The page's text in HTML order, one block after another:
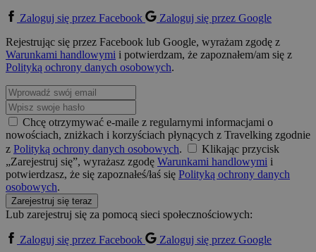
Zaloguj się przez Facebook
Zaloguj się przez Google
Rejestrując się przez Facebook lub Google, wyrażam zgodę z
Warunkami handlowymi i potwierdzam, że zapoznałem/am się z
Polityką ochrony danych osobowych.
Chcę otrzymywać e-maile z regularnymi informacjami o
nowościach, zniżkach i korzyściach płynących z Travelking zgodnie
z Polityką ochrony danych osobowych.
Klikając przycisk
„Zarejestruj się”, wyrażasz zgodę Warunkami handlowymi i
potwierdzasz, że się zapoznałeś/łaś się Polityką ochrony danych
osobowych.
Zarejestruj się teraz
Lub zarejestruj się za pomocą sieci społecznościowych:
Zaloguj się przez Facebook
Zaloguj się przez Google